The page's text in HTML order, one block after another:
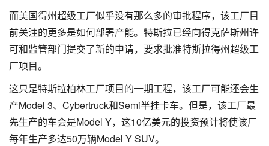
而美国得州超级工厂似乎没有那么多的审批程序，该工厂目
前关注的更多是如何部署产能。特斯拉已经向得克萨斯州许
可和监管部门提交了新的申请，要求批准特斯拉得州超级工
厂项目。
这只是特斯拉柏林工厂项目的一期工程，该工厂可能还会生
产Model 3、Cybertruck和Semi半挂卡车。但是，该工厂最
先生产的车会是Model Y，这10亿美元的投资预计将使该厂
每年生产多达50万辆Model Y SUV。